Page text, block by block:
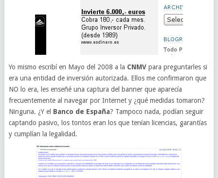
Yo mismo escribí en Mayo del 2008 a la CNMVpara preguntarles si
era una entidad de inversión autorizada. Ellos me confirmaron que
NO lo era, les enseñé una captura del banner que aparecía
frecuentemente al navegar por Internet y ¿qué medidas tomaron?
Ninguna. ¿Y el Banco de España? Tampoco nada, podían seguir
captando pasivo, los tontos eran los que tenían licencias, garantías
y cumplían la legalidad.